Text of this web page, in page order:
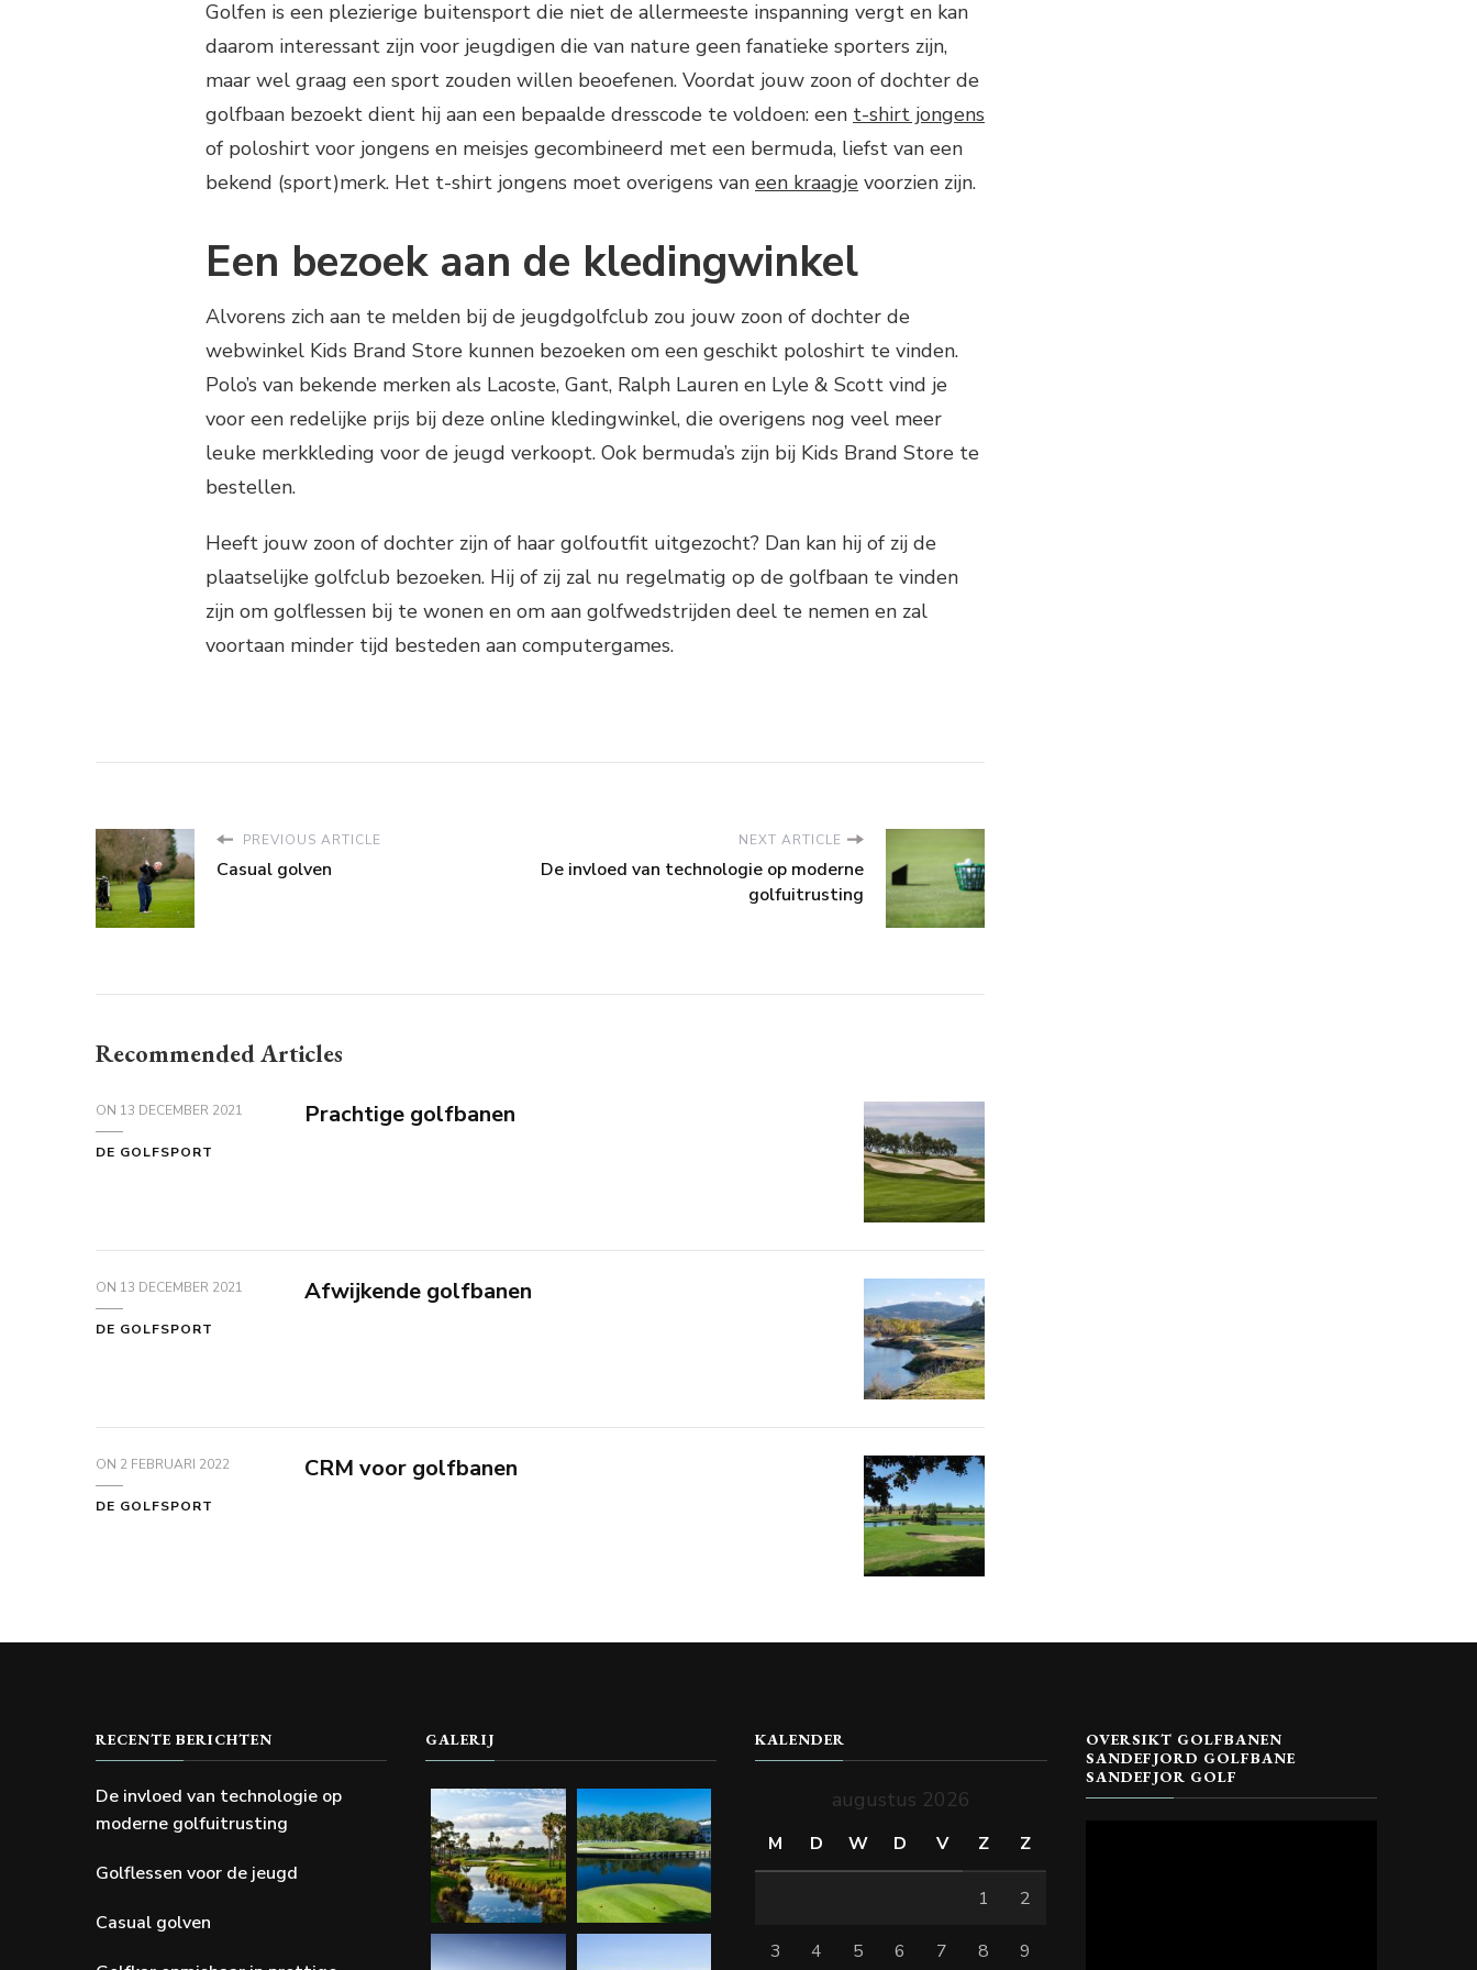
Golfen is een plezierige buitensport die niet de allermeeste inspanning vergt en kan
daarom interessant zijn voor jeugdigen die van nature geen fanatieke sporters zijn,
maar wel graag een sport zouden willen beoefenen. Voordat jouw zoon of dochter de
golfbaan bezoekt dient hij aan een bepaalde dresscode te voldoen: een t-shirt jongens
of poloshirt voor jongens en meisjes gecombineerd met een bermuda, liefst van een
bekend (sport)merk. Het t-shirt jongens moet overigens van een kraagje voorzien zijn.
Een bezoek aan de kledingwinkel
Alvorens zich aan te melden bij de jeugdgolfclub zou jouw zoon of dochter de
webwinkel Kids Brand Store kunnen bezoeken om een geschikt poloshirt te vinden.
Polo’s van bekende merken als Lacoste, Gant, Ralph Lauren en Lyle & Scott vind je
voor een redelijke prijs bij deze online kledingwinkel, die overigens nog veel meer
leuke merkkleding voor de jeugd verkoopt. Ook bermuda’s zijn bij Kids Brand Store te
bestellen.
Heeft jouw zoon of dochter zijn of haar golfoutfit uitgezocht? Dan kan hij of zij de
plaatselijke golfclub bezoeken. Hij of zij zal nu regelmatig op de golfbaan te vinden
zijn om golflessen bij te wonen en om aan golfwedstrijden deel te nemen en zal
voortaan minder tijd besteden aan computergames.
PREVIOUS ARTICLE
Casual golven
NEXT ARTICLE
De invloed van technologie op moderne
golfuitrusting
Recommended Articles
ON 13 DECEMBER 2021
DE GOLFSPORT
Prachtige golfbanen
ON 13 DECEMBER 2021
DE GOLFSPORT
Afwijkende golfbanen
ON 2 FEBRUARI 2022
DE GOLFSPORT
CRM voor golfbanen
RECENTE BERICHTEN
De invloed van technologie op
moderne golfuitrusting
Golflessen voor de jeugd
Casual golven
GALERIJ KALENDER
augustus 2026
M D W D V Z Z
1 2
3 4 5 6 7 8 9
OVERSIKT GOLFBANEN
SANDEFJORD GOLFBANE
SANDEFJOR GOLF